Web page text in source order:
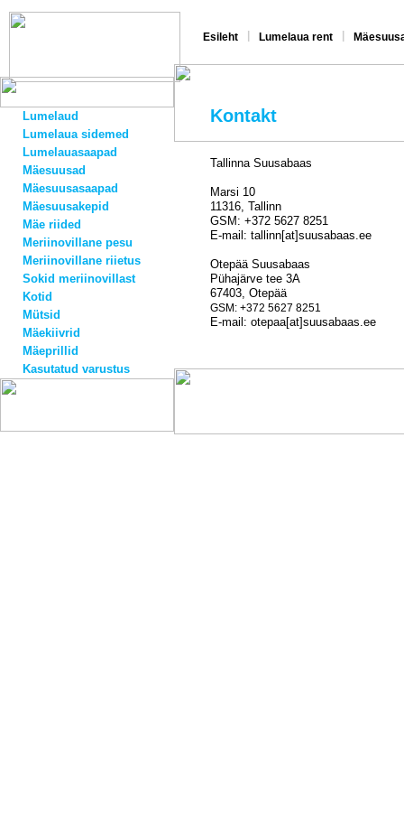
Esileht Lumelaua rent
Lumelaud
Lumelaua sidemed
Lumelauasaapad
Mäesuusad
Mäesuusasaapad
Mäesuusakepid
Mäe riided
Meriinovillane pesu
Meriinovillane riietus
Sokid meriinovillast
Kotid
Mütsid
Mäekiivrid
Mäeprillid
Kasutatud varustus
Kontakt
Tallinna Suusabaas
Marsi 10
11316, Tallinn
GSM: +372 5627 8251
E-mail: tallinn[at]suusabaas.ee
Otepää Suusabaas
Pühajärve tee 3A
67403, Otepää
GSM: +372 5627 8251
E-mail: otepaa[at]suusabaas.ee